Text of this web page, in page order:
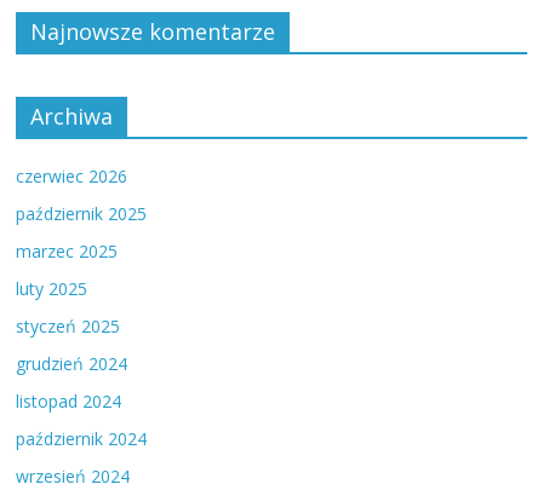
Najnowsze komentarze
Archiwa
czerwiec 2026
październik 2025
marzec 2025
luty 2025
styczeń 2025
grudzień 2024
listopad 2024
październik 2024
wrzesień 2024